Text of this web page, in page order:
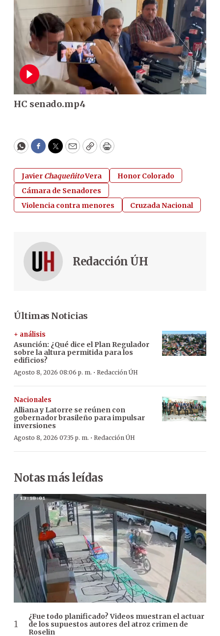
HC senado.mp4
WhatsApp
Facebook
Twitter
EmailCopyPrint
Javier ChaqueñitoVera
Honor Colorado
Cámara de Senadores
Violencia contra menores
Cruzada Nacional
Redacción ÚH
Últimas Noticias
+ análisis
Asunción: ¿Qué dice el Plan Regulador
sobre la altura permitida para los
edificios?
Agosto 8, 2026 08:06 p. m. · Redacción ÚH
Nacionales
Alliana y Latorre se reúnen con
gobernador brasileño para impulsar
inversiones
Agosto 8, 2026 07:35 p. m. · Redacción ÚH
Notas más leídas
¿Fue todo planificado? Videos muestran el actuar
de los supuestos autores del atroz crimen de
Roselin